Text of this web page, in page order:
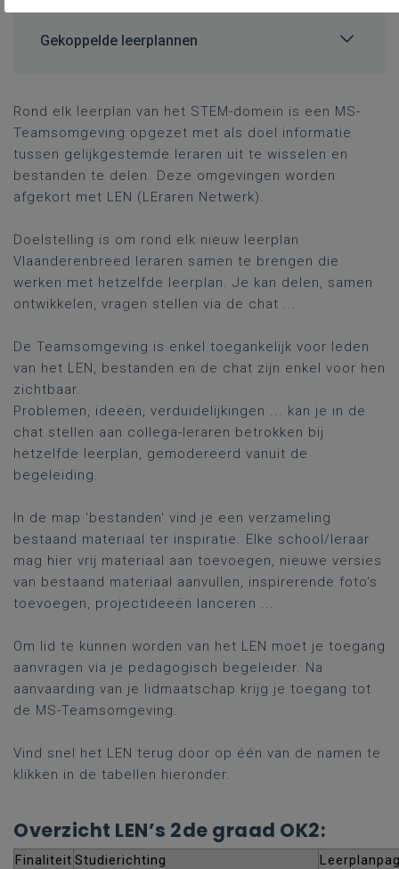
Gekoppelde leerplannen
Rond elk leerplan van het STEM-domein is een MS-
Teamsomgeving opgezet met als doel informatie
tussen gelijkgestemde leraren uit te wisselen en
bestanden te delen. Deze omgevingen worden
afgekort met LEN (LEraren Netwerk).
Doelstelling is om rond elk nieuw leerplan
Vlaanderenbreed leraren samen te brengen die
werken met hetzelfde leerplan. Je kan delen, samen
ontwikkelen, vragen stellen via de chat ...
De Teamsomgeving is enkel toegankelijk voor leden
van het LEN, bestanden en de chat zijn enkel voor hen
zichtbaar.
Problemen, ideeën, verduidelijkingen ... kan je in de
chat stellen aan collega-leraren betrokken bij
hetzelfde leerplan, gemodereerd vanuit de
begeleiding.
In de map 'bestanden' vind je een verzameling
bestaand materiaal ter inspiratie. Elke school/leraar
mag hier vrij materiaal aan toevoegen, nieuwe versies
van bestaand materiaal aanvullen, inspirerende foto's
toevoegen, projectideeën lanceren ...
Om lid te kunnen worden van het LEN moet je toegang
aanvragen via je pedagogisch begeleider. Na
aanvaarding van je lidmaatschap krijg je toegang tot
de MS-Teamsomgeving.
Vind snel het LEN terug door op één van de namen te
klikken in de tabellen hieronder.
Overzicht LEN’s 2de graad OK2:
Finaliteit Studierichting